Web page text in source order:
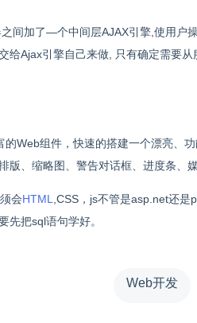
间加了—个中间层AJAX引擎,使用户
给Ajax引擎自己来做, 只有确定需要
的Web组件，快速的搭建一个漂亮、
版、缩略图、警告对话框、进度条、
会HTML ,CSS，js不管是asp.net还
先把sql语句学好。
Web开发